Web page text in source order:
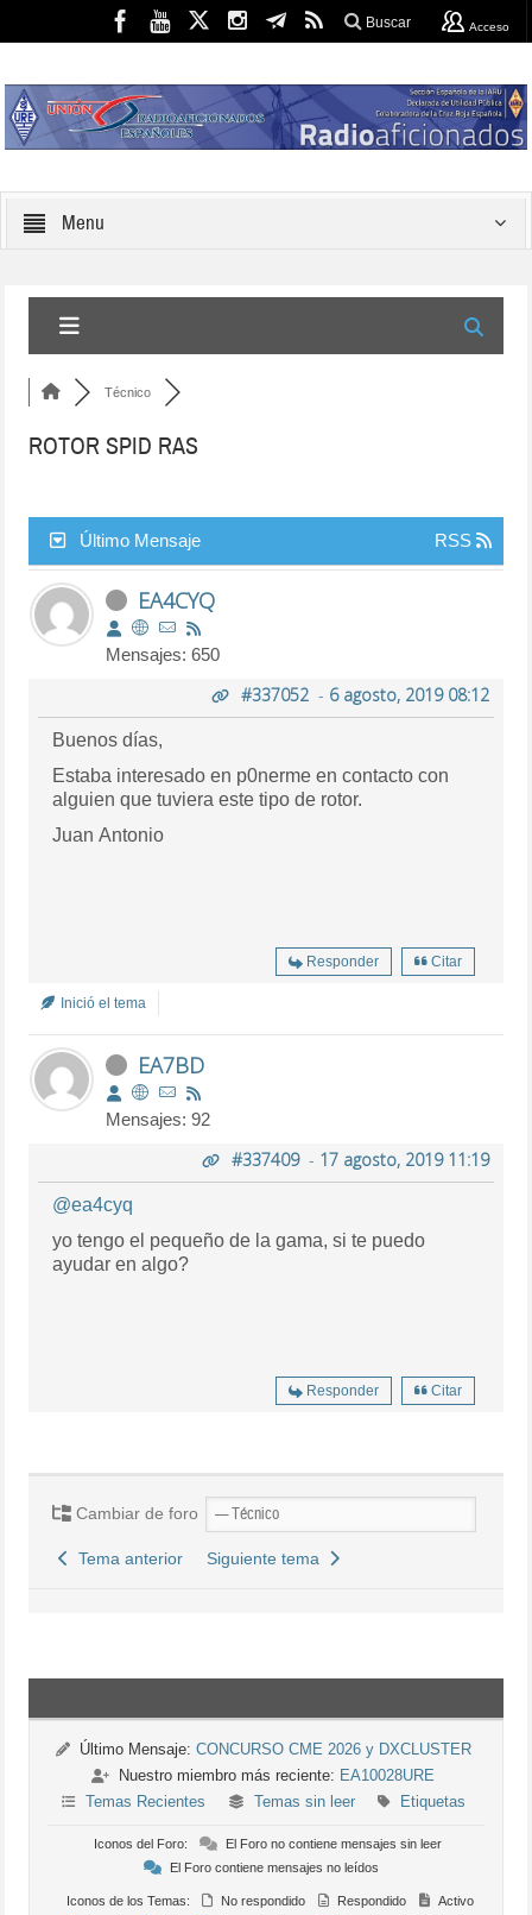
Buscar Acceso
Menu
Técnico
ROTOR SPID RAS
Último Mensaje RSS
EA4CYQ
Mensajes: 650
#337052- 6 agosto, 2019 08:12
Buenos días,
Estaba interesado en p0nerme en contacto con
alguien que tuviera este tipo de rotor.
Juan Antonio
Responder Citar
Inició el tema
EA7BD
Mensajes: 92
#337409- 17 agosto, 2019 11:19
@ea4cyq
yo tengo el pequeño de la gama, si te puedo
ayudar en algo?
Responder Citar
Cambiar de foro
Tema anterior Siguiente tema
Último Mensaje: CONCURSO CME 2026 y DXCLUSTER
Nuestro miembro más reciente: EA10028URE
Temas Recientes
Temas sin leer Etiquetas
Iconos del Foro:
El Foro no contiene mensajes sin leer
El Foro contiene mensajes no leídos
Iconos de los Temas: No respondido Respondido
Activo